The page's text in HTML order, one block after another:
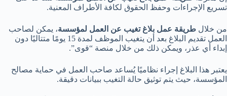
تسريع الإجراءات وحفظ الحقوق لكافة الأطراف المعنية.
من خلال طريقة عمل بلاغ تغيب عن العمل لمؤسسة، يمكن لصاحب
العمل تقديم البلاغ بعد أن يتغيب الموظف لمدة 15 يومًا متتاليًا دون
إبداء أي عذر، ويمكن ذلك من خلال منصة “قوى”.
يعتبر هذا البلاغ إجراء نظاميًا يُساعد صاحب العمل في حماية مصالح
المؤسسة، حيث يتم توثيق حالة التغيب ببيانات دقيقة.